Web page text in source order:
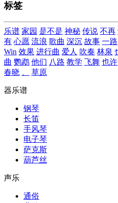
标签
乐谱 家园 是不是 神秘 传说 不再
有 心愿 流浪 歌曲 深沉 故事 一路
Win 效果 进行曲 爱人 吹奏 林泉
曲 鹦鹉 他们 八路 教学 飞舞 也许
春晓
草原
器乐谱
钢琴
长笛
手风琴
电子琴
萨克斯
葫芦丝
声乐
通俗